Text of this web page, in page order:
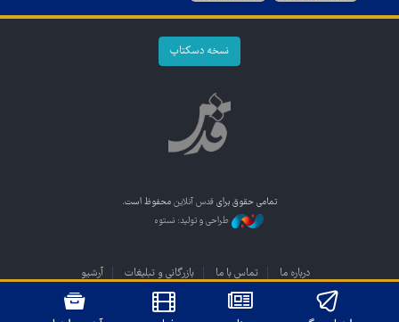
نسخه دسکتاپ
تمامی حقوق برای قدس آنلاین محفوظ است.
طراحی و تولید: نستوه
درباره ما تماس با ما بازرگانی و تبلیغات آرشیو